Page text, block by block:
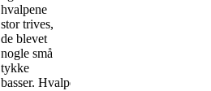
hvalpene
stor trives,
de blevet
nogle små
tykke
basser. Hvalpene